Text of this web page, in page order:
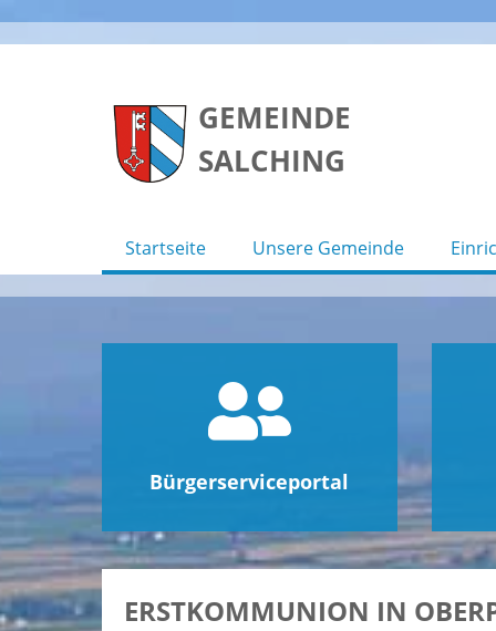
GEMEINDE
SALCHING
Startseite Unsere Gemeinde
Bürgerserviceportal
ERSTKOMMUNION IN